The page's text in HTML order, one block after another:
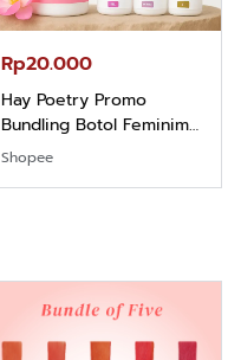
Rp20.000
Hay Poetry Promo
Bundling Botol Feminim
Care Perawatan
Hazelnut
Shopee